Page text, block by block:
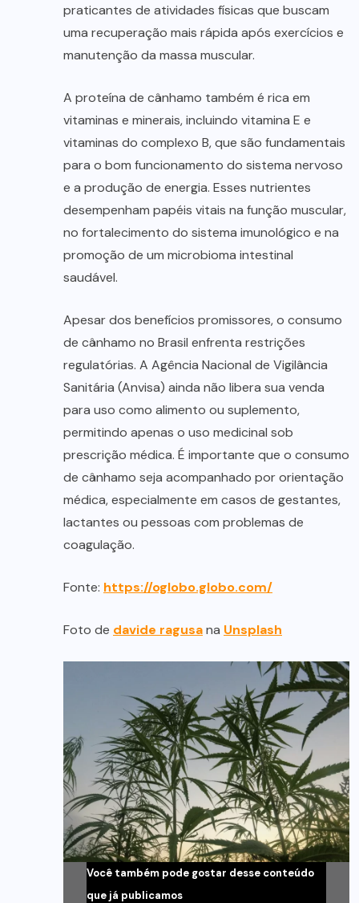
praticantes de atividades físicas que buscam
uma recuperação mais rápida após exercícios e
manutenção da massa muscular.
A proteína de cânhamo também é rica em
vitaminas e minerais, incluindo vitamina E e
vitaminas do complexo B, que são fundamentais
para o bom funcionamento do sistema nervoso
e a produção de energia. Esses nutrientes
desempenham papéis vitais na função muscular,
no fortalecimento do sistema imunológico e na
promoção de um microbioma intestinal
saudável.
Apesar dos benefícios promissores, o consumo
de cânhamo no Brasil enfrenta restrições
regulatórias. A Agência Nacional de Vigilância
Sanitária (Anvisa) ainda não libera sua venda
para uso como alimento ou suplemento,
permitindo apenas o uso medicinal sob
prescrição médica. É importante que o consumo
de cânhamo seja acompanhado por orientação
médica, especialmente em casos de gestantes,
lactantes ou pessoas com problemas de
coagulação.
Fonte: https://oglobo.globo.com/
Foto de davide ragusana Unsplash
Você também pode gostar desse conteúdo
que já publicamos